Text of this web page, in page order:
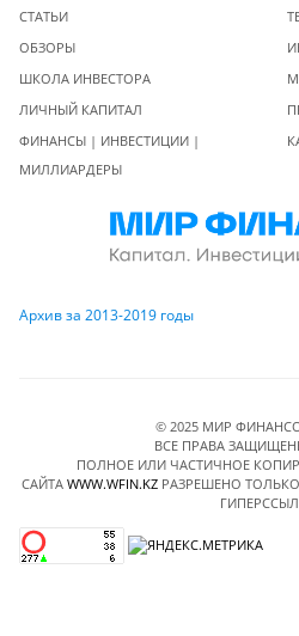
СТАТЬИ
ОБЗОРЫ
ШКОЛА ИНВЕСТОРА
ЛИЧНЫЙ КАПИТАЛ
ФИНАНСЫ | ИНВЕСТИЦИИ |
МИЛЛИАРДЕРЫ
Архив за 2013-2019 годы
© 2025 МИР
ВСЕ ПРАВА
ПОЛНОЕ ИЛИ ЧАСТИЧНОЕ
САЙТА WWW.WFIN.KZРАЗРЕШЕНО